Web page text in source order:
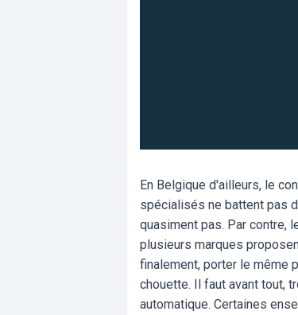
En Belgique d'ailleurs, le
spécialisés ne battent pas
quasiment pas. Par contre,
plusieurs marques
finalement, porter le même
chouette. Il faut avant tout,
automatique. Certaines